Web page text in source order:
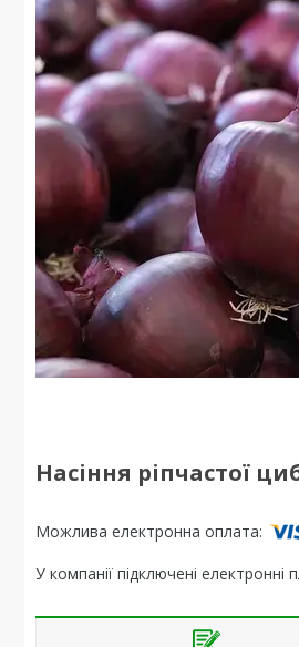
Насіння ріпчастої
У компанії підключені